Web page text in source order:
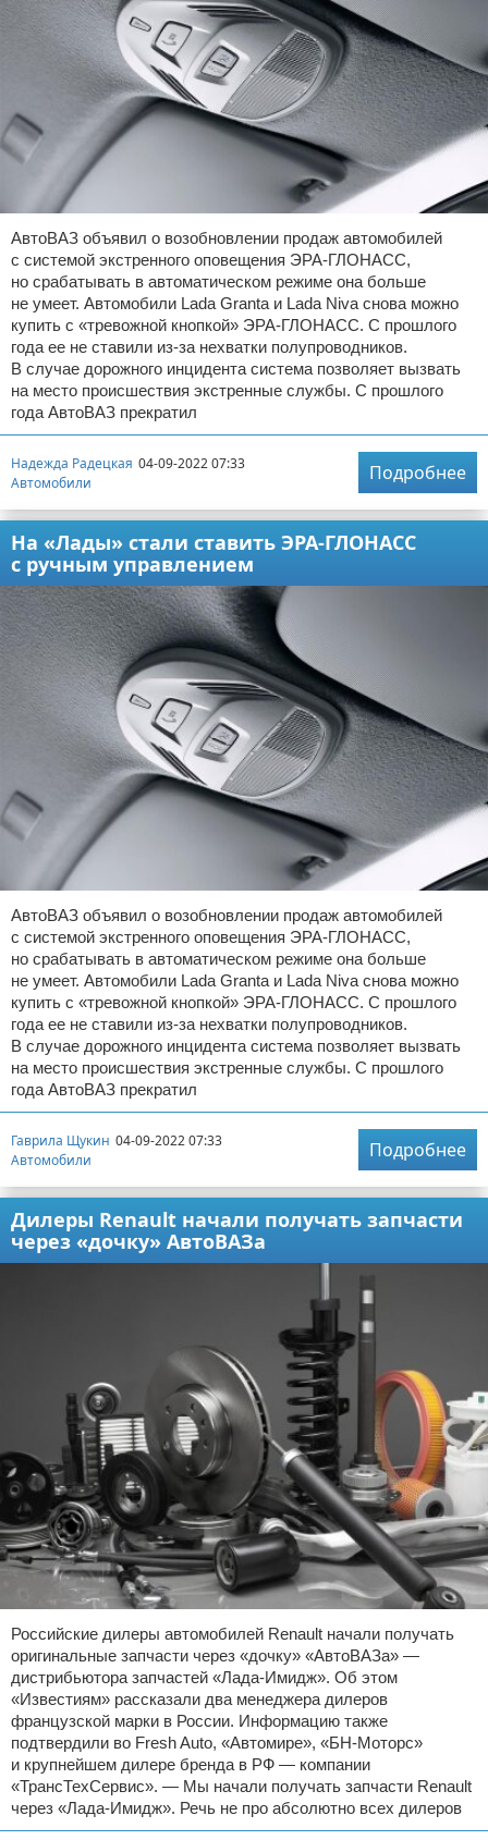
АвтоВАЗ объявил о возобновлении продаж автомобилей
с системой экстренного оповещения ЭРА-ГЛОНАСС,
но срабатывать в автоматическом режиме она больше
не умеет. Автомобили Lada Granta и Lada Niva снова можно
купить с «тревожной кнопкой» ЭРА-ГЛОНАСС. С прошлого
года ее не ставили из-за нехватки полупроводников.
В случае дорожного инцидента система позволяет вызвать
на место происшествия экстренные службы. С прошлого
года АвтоВАЗ прекратил
Надежда Радецкая 04-09-2022 07:33
Автомобили
Подробнее
На «Лады» стали ставить ЭРА-ГЛОНАСС
с ручным управлением
АвтоВАЗ объявил о возобновлении продаж автомобилей
с системой экстренного оповещения ЭРА-ГЛОНАСС,
но срабатывать в автоматическом режиме она больше
не умеет. Автомобили Lada Granta и Lada Niva снова можно
купить с «тревожной кнопкой» ЭРА-ГЛОНАСС. С прошлого
года ее не ставили из-за нехватки полупроводников.
В случае дорожного инцидента система позволяет вызвать
на место происшествия экстренные службы. С прошлого
года АвтоВАЗ прекратил
Гаврила Щукин 04-09-2022 07:33
Автомобили
Подробнее
Дилеры Renault начали получать запчасти
через «дочку» АвтоВАЗа
Российские дилеры автомобилей Renault начали получать
оригинальные запчасти через «дочку» «АвтоВАЗа» —
дистрибьютора запчастей «Лада-Имидж». Об этом
«Известиям» рассказали два менеджера дилеров
французской марки в России. Информацию также
подтвердили во Fresh Auto, «Автомире», «БН-Моторс»
и крупнейшем дилере бренда в РФ — компании
«ТрансТехСервис». — Мы начали получать запчасти Renault
через «Лада-Имидж». Речь не про абсолютно всех дилеров